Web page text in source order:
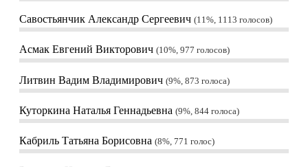
Савостьянчик Александр Сергеевич 11%, 1113 голосов
Асмак Евгений Викторович 10%, 977 голосов
Литвин Вадим Владимирович 9%, 873 голоса
Куторкина Наталья Геннадьевна 9%, 844 голоса
Кабриль Татьяна Борисовна 8%, 771 голос